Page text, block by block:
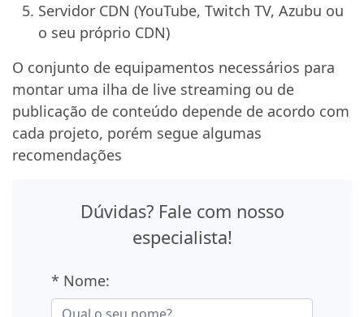
Servidor CDN (YouTube, Twitch TV, Azubu ou
o seu próprio CDN)
O conjunto de equipamentos necessários para
montar uma ilha de live streaming ou de
publicação de conteúdo depende de acordo com
cada projeto, porém segue algumas
recomendações
Dúvidas? Fale com nosso
especialista!
* Nome: